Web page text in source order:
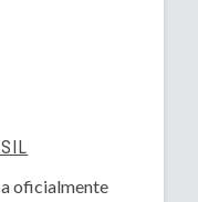
oficialmente